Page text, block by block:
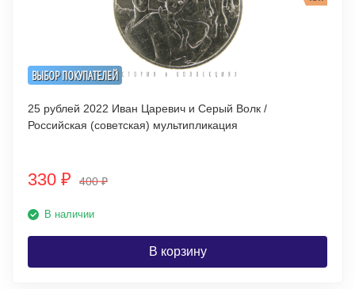
ВЫБОР ПОКУПАТЕЛЕЙ
25 рублей 2022 Иван Царевич и Серый Волк /
Российская (советская) мультипликация
330 ₽ 400₽
В наличии
В корзину